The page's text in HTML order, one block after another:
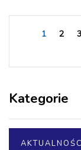
1 2 3
Kategorie